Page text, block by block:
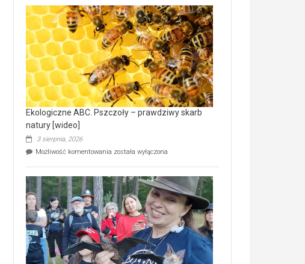
Wręczyca
Wielka
z
dofinansowaniem
ponad
15,6
mln
na
modernizację
oczyszczalni
ścieków
[wideo]
Ekologiczne ABC. Pszczoły – prawdziwy skarb
natury [wideo]
3 sierpnia, 2026
Możliwość komentowania Ekologiczne
–
prawdziwy
skarb
natury
[wideo]
została wyłączona